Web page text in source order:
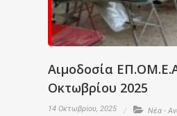
Αιμοδοσία
Οκτωβρίου 2025
14 Οκτωβρίου, 2025 Νέα -